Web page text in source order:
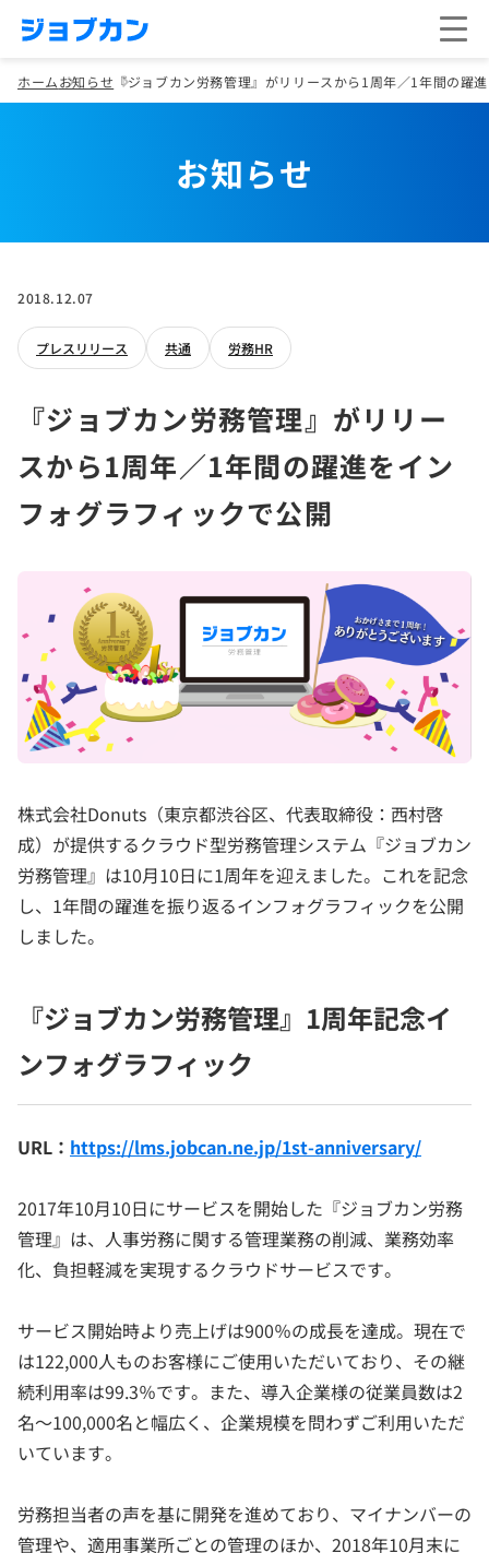
ホームお知らせ 『ジョブカン労務管理』がリリースから1周年／1年間の躍
お知らせ
2018.12.07
プレスリリース 共通 労務HR
『ジョブカン労務管理』がリリー
スから1周年／1年間の躍進をイン
フォグラフィックで公開
​株式会社Donuts（東京都渋谷区、代表取締役：西村啓
成）が提供するクラウド型労務管理システム『ジョブカン
労務管理』は10月10日に1周年を迎えました。これを記念
し、1年間の躍進を振り返るインフォグラフィックを公開
しました。
『ジョブカン労務管理』1周年記念イ
ンフォグラフィック
URL： https://lms.jobcan.ne.jp/1st-anniversary/
2017年10月10日にサービスを開始した『ジョブカン労務
管理』は、人事労務に関する管理業務の削減、業務効率
化、負担軽減を実現するクラウドサービスです。
サービス開始時より売上げは900％の成長を達成。現在で
は122,000人ものお客様にご使用いただいており、その継
続利用率は99.3％です。また、導入企業様の従業員数は2
名～100,000名と幅広く、企業規模を問わずご利用いただ
いています。
労務担当者の声を基に開発を進めており、マイナンバーの
管理や、適用事業所ごとの管理のほか、2018年10月末に